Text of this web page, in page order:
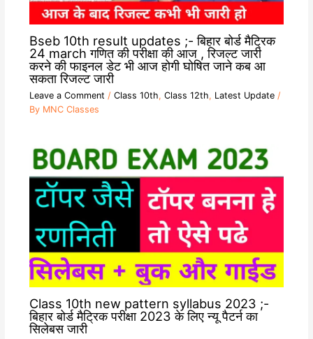
Bseb 10th result updates ;- बिहार बोर्ड मैट्रिक
24 march गणित की परीक्षा की आज , रिजल्ट जारी
करने की फाइनल डेट भी आज होगी घोषित जाने कब आ
सकता रिजल्ट जारी
Leave a Comment / Class 10th, Class 12th, Latest Update/
By MNC Classes
Class 10th new pattern syllabus 2023 ;-
बिहार बोर्ड मैट्रिक परीक्षा 2023 के लिए न्यू पैटर्न का
सिलेबस जारी